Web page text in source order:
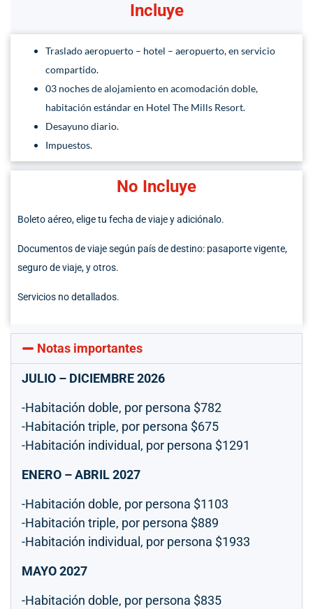
Incluye
Traslado aeropuerto – hotel – aeropuerto, en servicio
compartido.
03 noches de alojamiento en acomodación doble,
habitación estándar en Hotel The Mills Resort.
Desayuno diario.
Impuestos.
No Incluye
Boleto aéreo, elige tu fecha de viaje y adiciónalo.
Documentos de viaje según país de destino: pasaporte vigente,
seguro de viaje, y otros.
Servicios no detallados.
Notas importantes
JULIO – DICIEMBRE 2026
-Habitación doble, por persona $782
-Habitación triple, por persona $675
-Habitación individual, por persona $1291
ENERO – ABRIL 2027
-Habitación doble, por persona $1103
-Habitación triple, por persona $889
-Habitación individual, por persona $1933
MAYO 2027
-Habitación doble, por persona $835